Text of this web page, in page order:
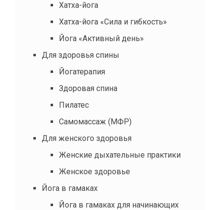
Хатха-йога
Хатха-йога «Сила и гибкость»
Йога «Активный день»
Для здоровья спины
Йогатерапия
Здоровая спина
Пилатес
Самомассаж (МФР)
Для женского здоровья
Женские дыхательные практики
Женское здоровье
Йога в гамаках
Йога в гамаках для начинающих